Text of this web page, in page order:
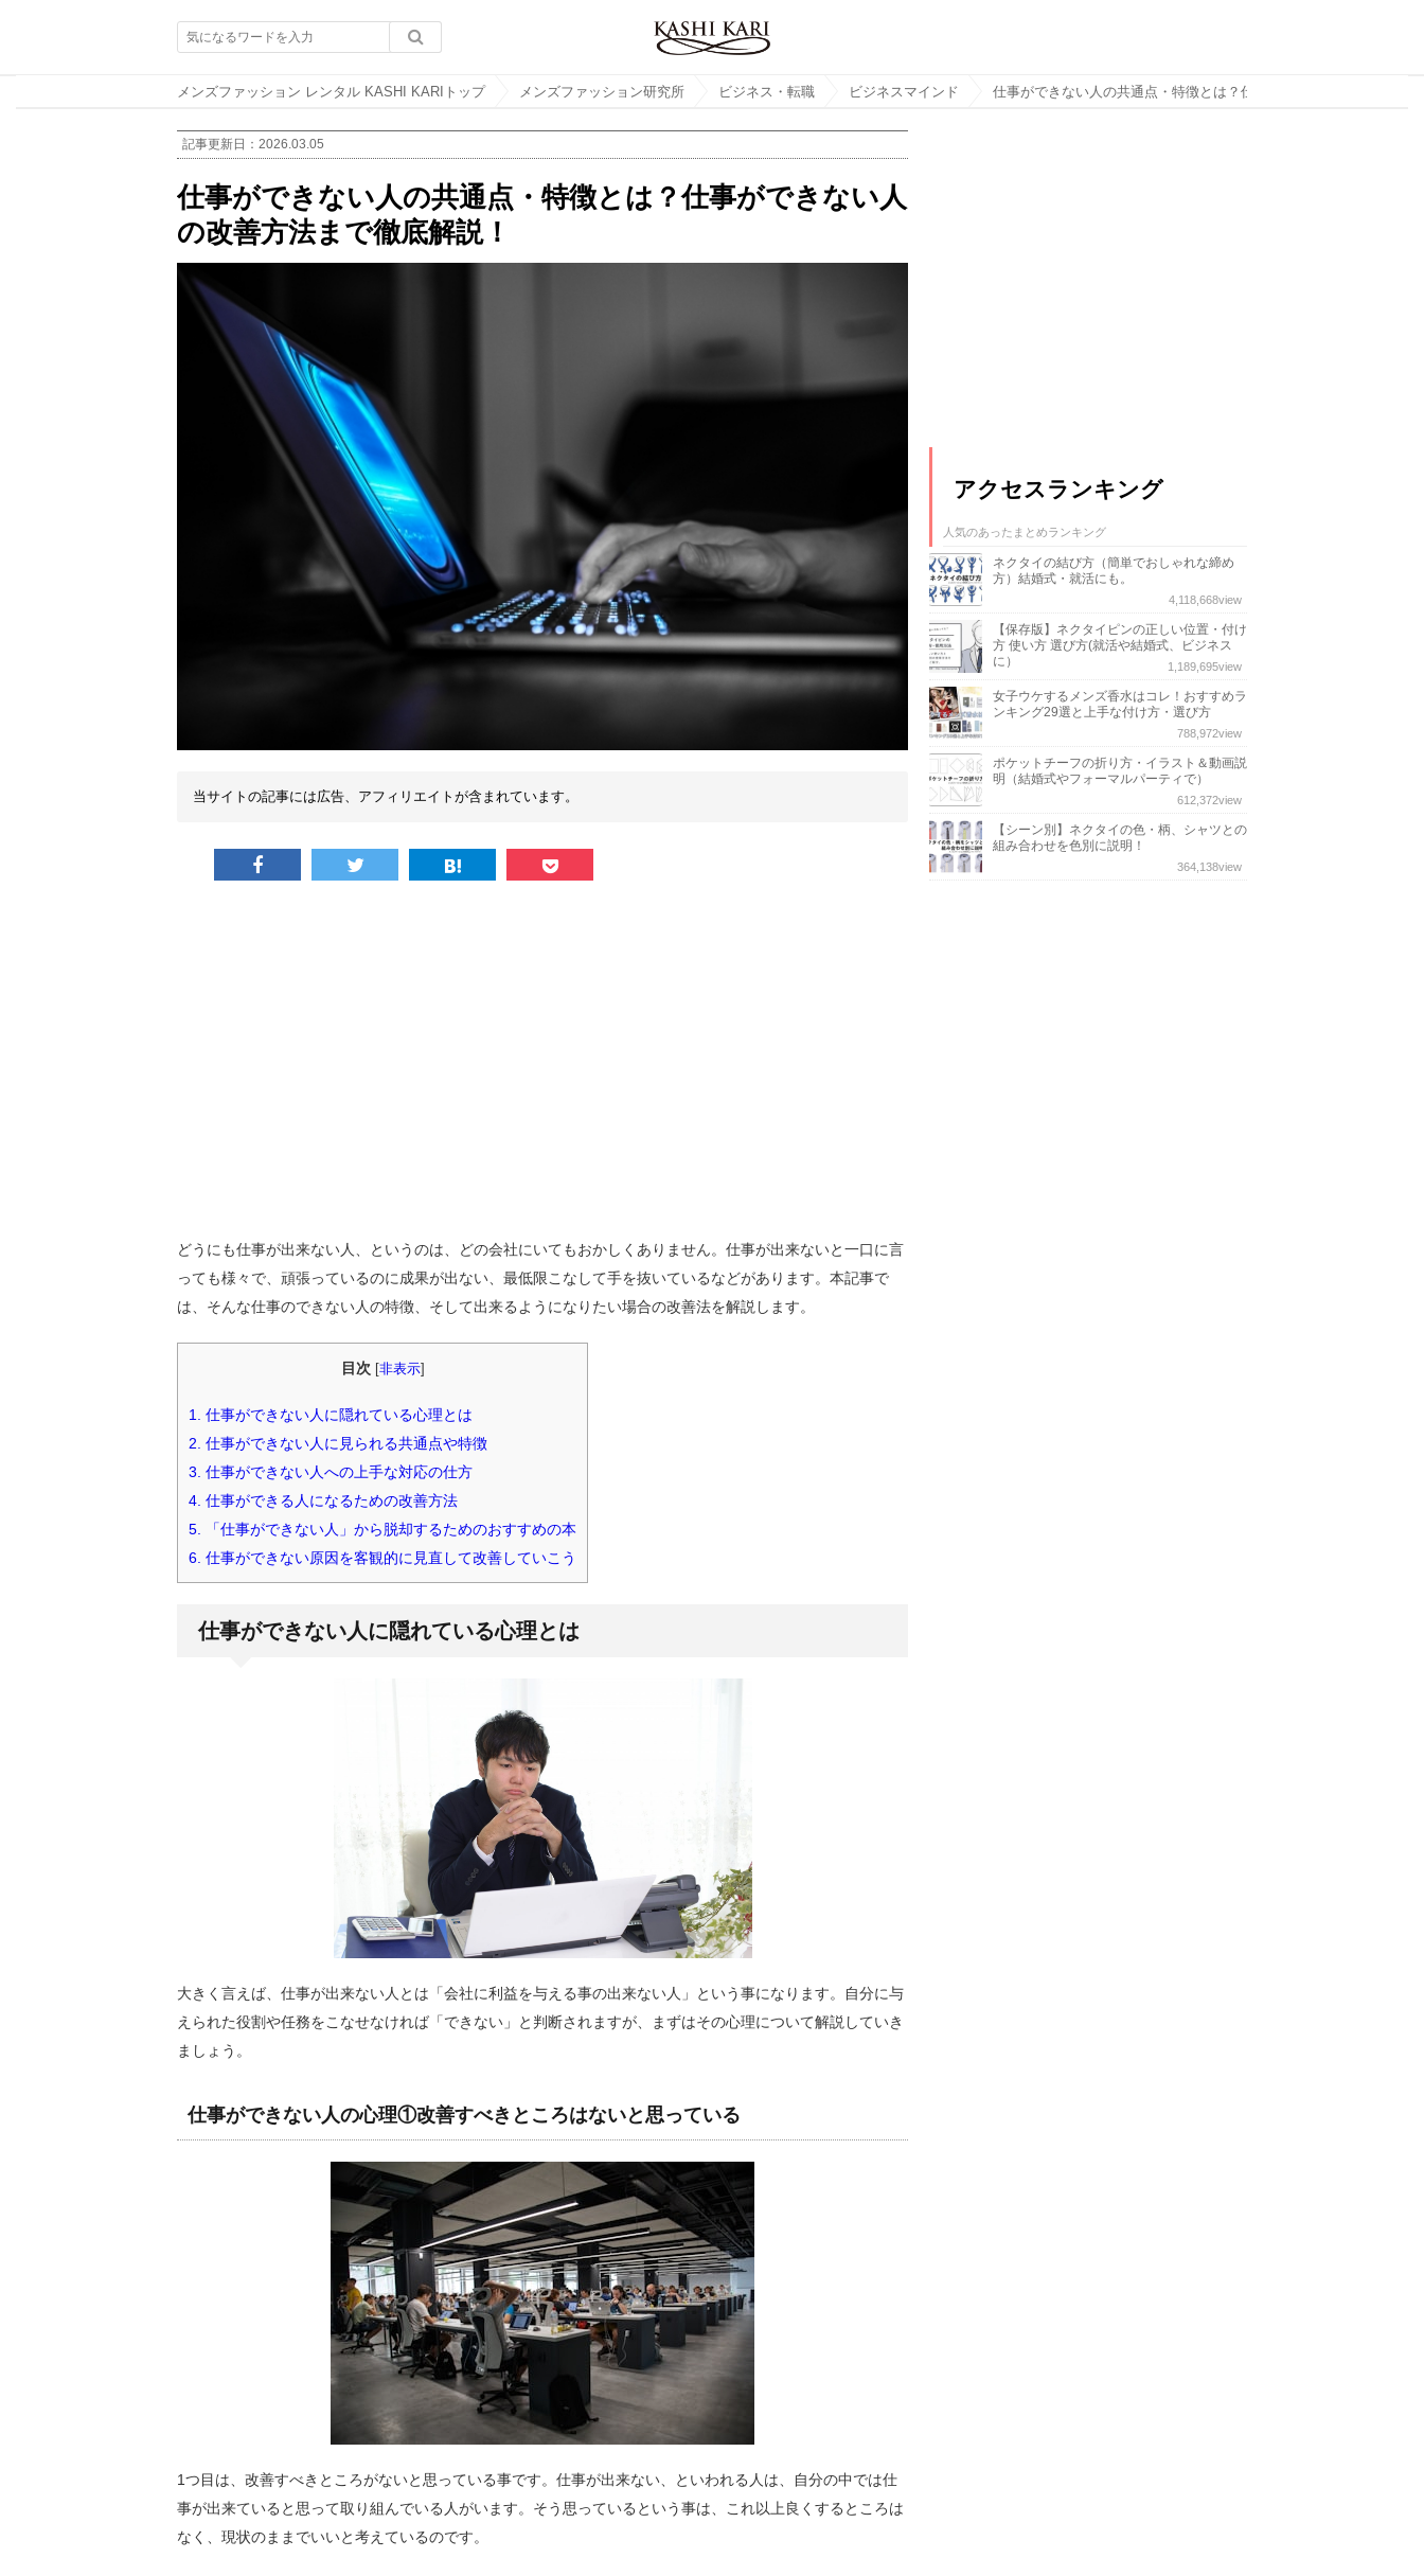
メンズファッション レンタル KASHI KARIトップ メンズファッション研究所 ビジネス・転職 ビジネスマインド
記事更新日： 2026.03.05
仕事ができない人の共通点・特徴とは？仕事ができない人
の改善方法まで徹底解説！
当サイトの記事には広告、アフィリエイトが含まれています。
どうにも仕事が出来ない人、というのは、どの会社にいてもおかしくありません。仕事が出来ないと一口に言
っても様々で、頑張っているのに成果が出ない、最低限こなして手を抜いているなどがあります。本記事で
は、そんな仕事のできない人の特徴、そして出来るようになりたい場合の改善法を解説します。
目次 非表示]
1.
仕事ができない人に隠れている心理とは
2. 仕事ができない人に見られる共通点や特徴
3. 仕事ができない人への上手な対応の仕方
4. 仕事ができる人になるための改善方法
5.
「仕事ができない人」から脱却するためのおすすめの本
6. 仕事ができない原因を客観的に見直して改善していこう
仕事ができない人に隠れている心理とは
大きく言えば、仕事が出来ない人とは「会社に利益を与える事の出来ない人」という事になります。自分に与
えられた役割や任務をこなせなければ「できない」と判断されますが、まずはその心理について解説していき
ましょう。
仕事ができない人の心理①改善すべきところはないと思っている
1つ目は、改善すべきところがないと思っている事です。仕事が出来ない、といわれる人は、自分の中では仕
事が出来ていると思って取り組んでいる人がいます。そう思っているという事は、これ以上良くするところは
なく、現状のままでいいと考えているのです。
アクセスランキング
人気のあったまとめランキング
ネクタイの結び方（簡単でおしゃれな締め
方）結婚式・就活にも。
4,118,668view
【保存版】ネクタイピンの正しい位置・付け
方 使い方 選び方(就活や結婚式、ビジネス
に）
1,189,695view
女子ウケするメンズ香水はコレ！おすすめラ
ンキング29選と上手な付け方・選び方
788,972view
ポケットチーフの折り方・イラスト＆動画説
明（結婚式やフォーマルパーティで）
612,372view
【シーン別】ネクタイの色・柄、シャツとの
組み合わせを色別に説明！
364,138view